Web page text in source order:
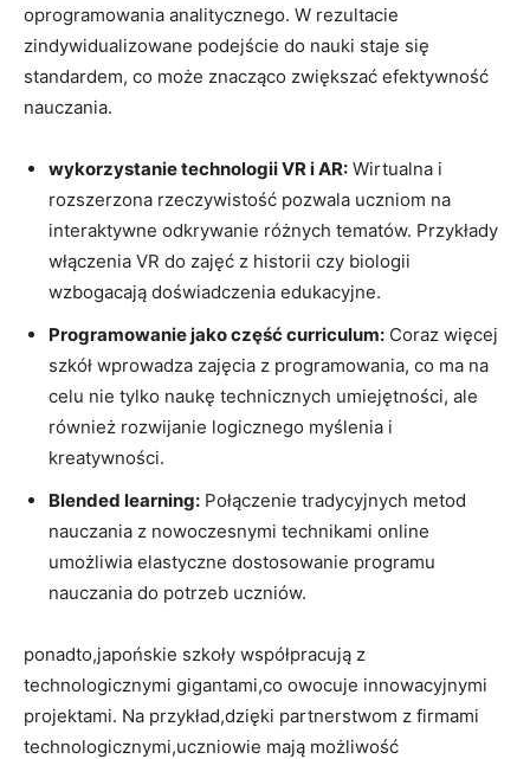
oprogramowania analitycznego. W rezultacie
zindywidualizowane podejście do nauki staje się
standardem, co może znacząco zwiększać efektywność
nauczania.
wykorzystanie technologii VR i AR: Wirtualna i
rozszerzona rzeczywistość pozwala uczniom na
interaktywne odkrywanie różnych tematów. Przykłady
włączenia VR do zajęć z historii czy biologii
wzbogacają doświadczenia edukacyjne.
Programowanie jako część curriculum: Coraz więcej
szkół wprowadza zajęcia z programowania, co ma na
celu nie tylko naukę technicznych umiejętności, ale
również rozwijanie logicznego myślenia i
kreatywności.
Blended learning: Połączenie tradycyjnych metod
nauczania z nowoczesnymi technikami online
umożliwia elastyczne dostosowanie programu
nauczania do potrzeb uczniów.
ponadto,japońskie szkoły współpracują z
technologicznymi gigantami,co owocuje innowacyjnymi
projektami. Na przykład,dzięki partnerstwom z firmami
technologicznymi,uczniowie mają możliwość